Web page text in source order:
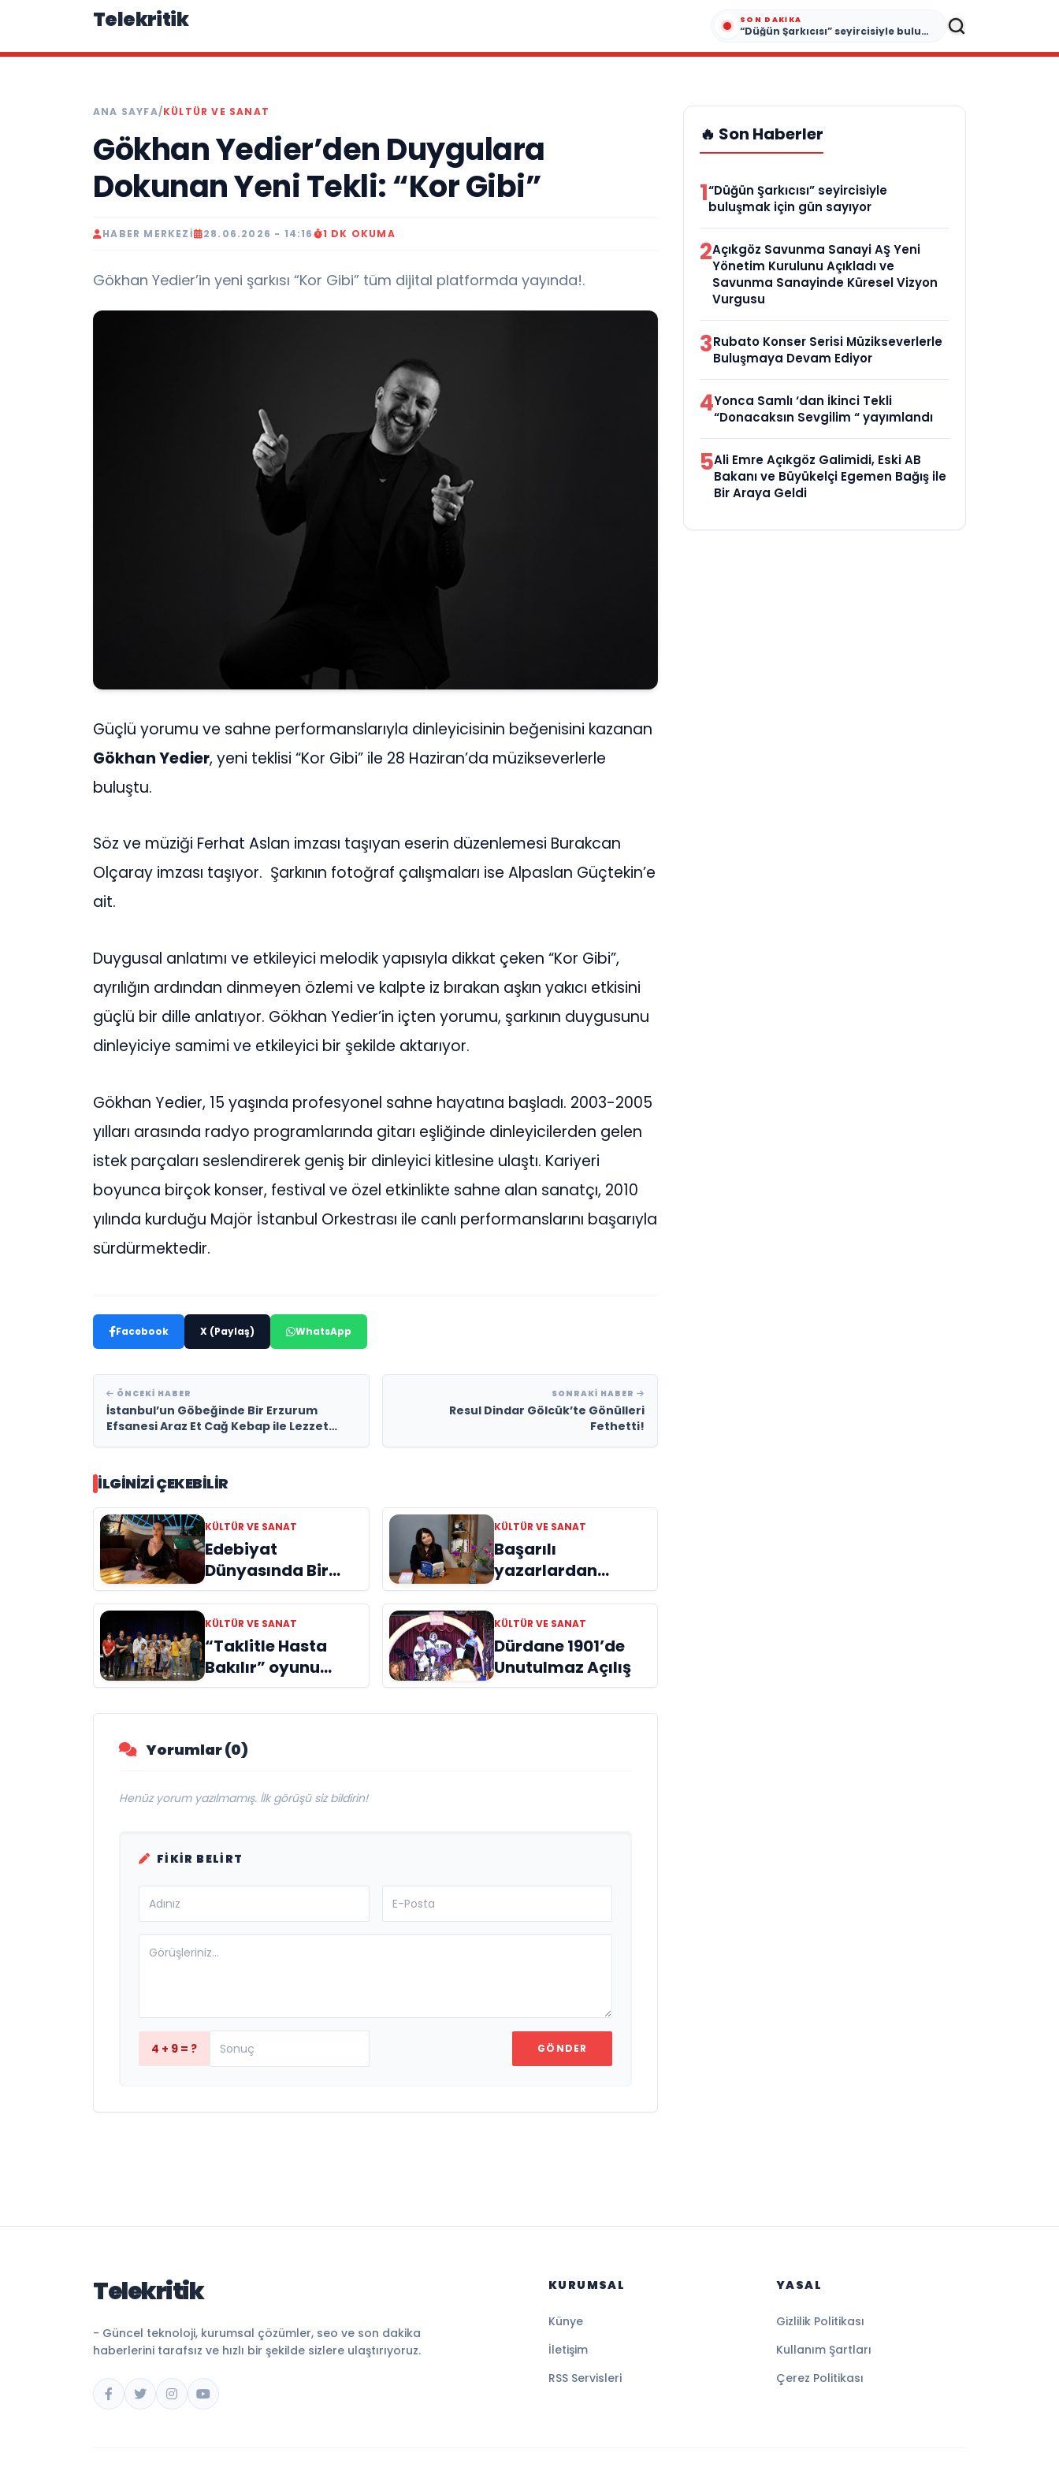
Telekritik SON DAKIKA
“Düğün Şarkıcısı” seyircisiyle buluşmak için gün sayıyor
ANA SAYFA/KÜLTÜR VE SANAT
Gökhan Yedier’den Duygulara
Dokunan Yeni Tekli: “Kor Gibi”
HABER MERKEZI 28.06.2026 - 14:16 1 DK OKUMA
Gökhan Yedier’in yeni şarkısı “Kor Gibi” tüm dijital platformda yayında!.
Güçlü yorumu ve sahne performanslarıyla dinleyicisinin beğenisini kazanan
Gökhan Yedier, yeni teklisi “Kor Gibi” ile 28 Haziran’da müzikseverlerle
buluştu.
Söz ve müziği Ferhat Aslan imzası taşıyan eserin düzenlemesi Burakcan
Olçaray imzası taşıyor. Şarkının fotoğraf çalışmaları ise Alpaslan Güçtekin’e
ait.
Duygusal anlatımı ve etkileyici melodik yapısıyla dikkat çeken “Kor Gibi”,
ayrılığın ardından dinmeyen özlemi ve kalpte iz bırakan aşkın yakıcı etkisini
güçlü bir dille anlatıyor. Gökhan Yedier’in içten yorumu, şarkının duygusunu
dinleyiciye samimi ve etkileyici bir şekilde aktarıyor.
Gökhan Yedier, 15 yaşında profesyonel sahne hayatına başladı. 2003-2005
yılları arasında radyo programlarında gitarı eşliğinde dinleyicilerden gelen
istek parçaları seslendirerek geniş bir dinleyici kitlesine ulaştı. Kariyeri
boyunca birçok konser, festival ve özel etkinlikte sahne alan sanatçı, 2010
yılında kurduğu Majör İstanbul Orkestrası ile canlı performanslarını başarıyla
sürdürmektedir.
Facebook X (Paylaş) WhatsApp
ÖNCEKI HABER
İstanbul’un Göbeğinde Bir Erzurum
Efsanesi Araz Et Cağ Kebap ile Lezzet
SONRAKI HABER
Resul Dindar Gölcük’te Gönülleri
Fethetti!
İLGINIZI ÇEKEBILIR
KÜLTÜR VE SANAT
Edebiyat
Dünyasında Bir
Genç Deha
Doğuyor: Dilruba
Engin ve Zift Karası
Evreni ‘AVENOİR’
KÜLTÜR VE SANAT
Başarılı
yazarlardan
Azime Savaş’tan
başucu kitabı
“Emanet”
raflardaki yerini
aldı
KÜLTÜR VE SANAT
“Taklitle Hasta
Bakılır” oyunu
engelleri sanatla
aştı
KÜLTÜR VE SANAT
Dürdane 1901’de
Unutulmaz Açılış
Yorumlar (0)
Henüz yorum yazılmamış. İlk görüşü siz bildirin!
FIKIR BELIRT
4 + 9 = ? GÖNDER
🔥 Son Haberler
1“Düğün Şarkıcısı” seyircisiyle
buluşmak için gün sayıyor
2Açıkgöz Savunma Sanayi AŞ Yeni
Yönetim Kurulunu Açıkladı ve
Savunma Sanayinde Küresel Vizyon
Vurgusu
3Rubato Konser Serisi Müzikseverlerle
Buluşmaya Devam Ediyor
4Yonca Samlı ‘dan İkinci Tekli
“Donacaksın Sevgilim “ yayımlandı
5Ali Emre Açıkgöz Galimidi, Eski AB
Bakanı ve Büyükelçi Egemen Bağış ile
Bir Araya Geldi
Telekritik
- Güncel teknoloji, kurumsal çözümler, seo ve son dakika
haberlerini tarafsız ve hızlı bir şekilde sizlere ulaştırıyoruz.
KURUMSAL
Künye
İletişim
RSS Servisleri
YASAL
Gizlilik Politikası
Kullanım Şartları
Çerez Politikası